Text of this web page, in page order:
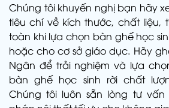
Chúng tôi khuyến nghị bạn hãy
tiêu chí về kích thước, chất liệu,
toàn khi lựa chọn bàn ghế học
hoặc cho cơ sở giáo dục. Hãy
Ngân để trải nghiệm và lựa
bàn ghế học sinh rời chất
Chúng tôi luôn sẵn lòng tư